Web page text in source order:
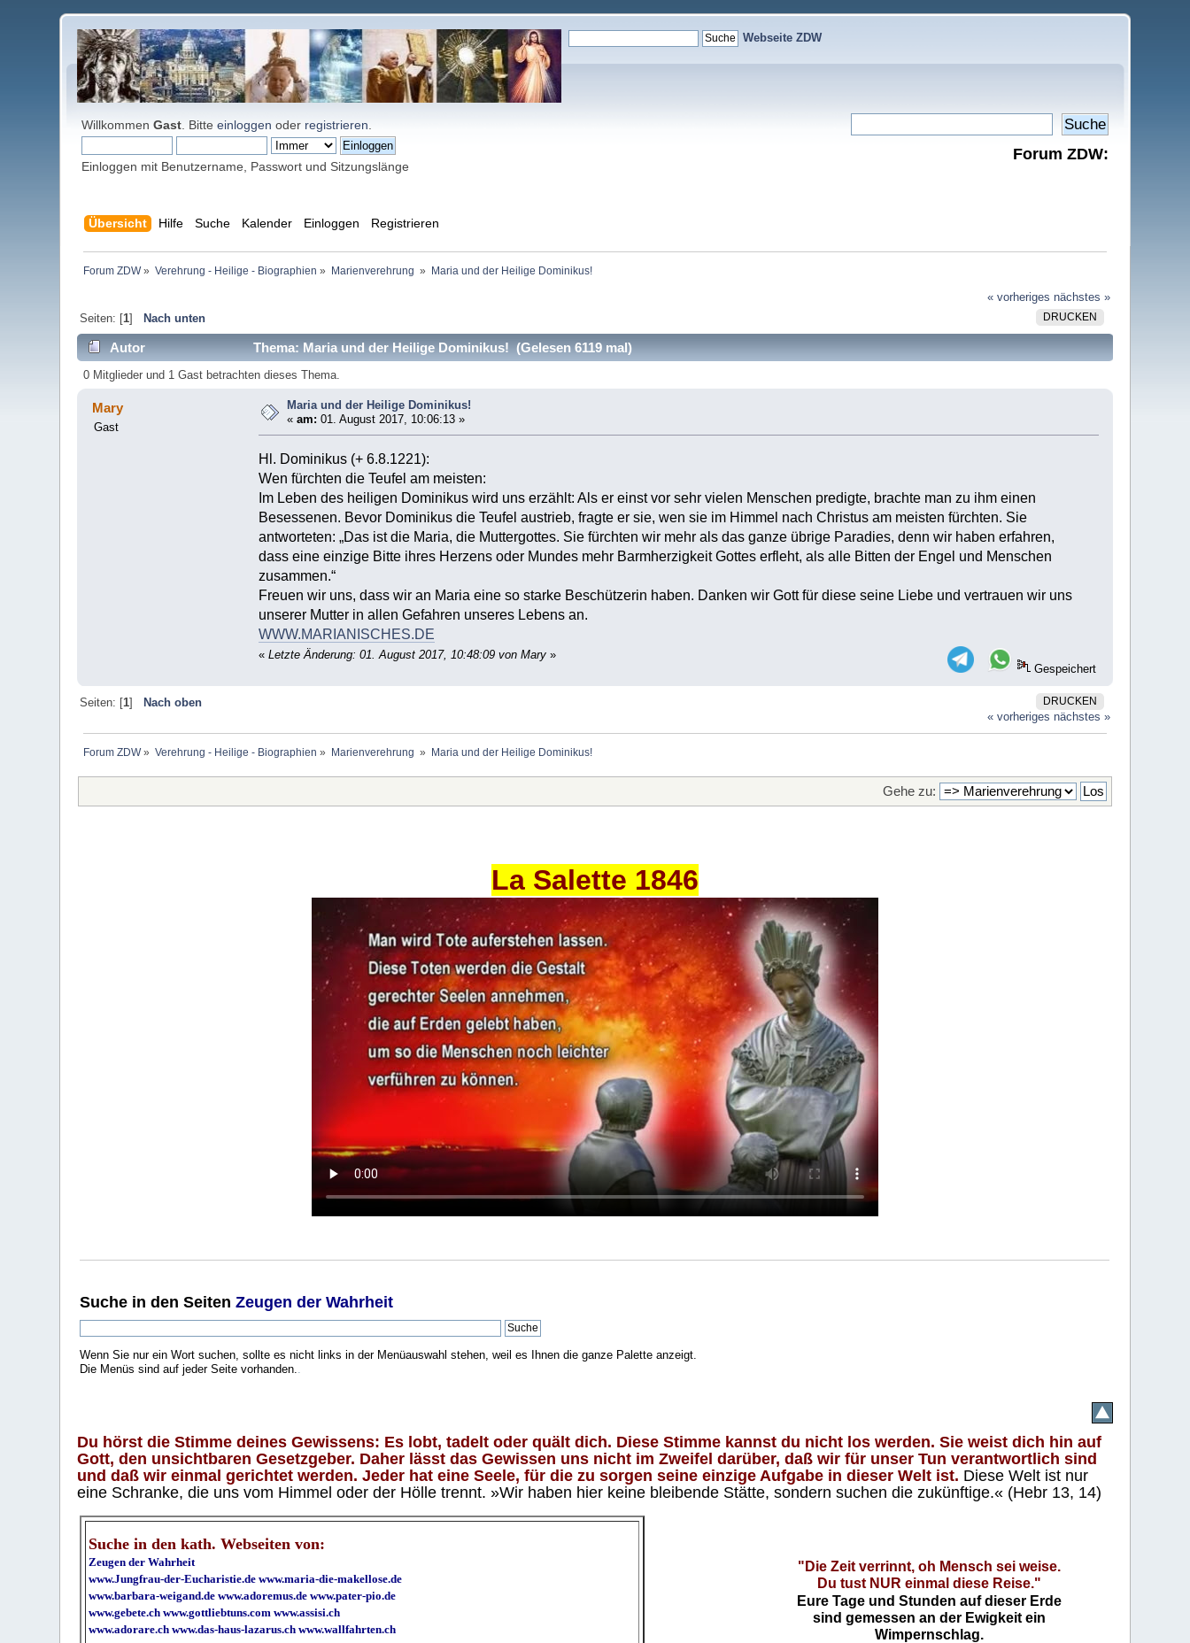
Webseite ZDW
WillkommenGast . Bitteeinloggen oder registrieren
Einloggen mit Benutzername, Passwort und Sitzungslänge
Forum ZDW:
Übersicht Hilfe Suche Kalender Einloggen Registrieren
Forum ZDW» Verehrung - Heilige - Biographien » Marienverehrung » Maria und der Heilige Dominikus!
« vorheriges nächstes »
DRUCKEN
Seiten: [1] Nach unten
Autor Thema: Maria und der Heilige Dominikus! (Gelesen 6119 mal)
0 Mitglieder und 1 Gast betrachten dieses Thema.
Mary
Gast
Maria und der Heilige Dominikus!
«am: 01. August 2017, 10:06:13 »
Hl. Dominikus (+ 6.8.1221):
Wen fürchten die Teufel am meisten:
Im Leben des heiligen Dominikus wird uns erzählt: Als er einst vor sehr vielen Menschen predigte, brachte man zu ihm einen
Besessenen. Bevor Dominikus die Teufel austrieb, fragte er sie, wen sie im Himmel nach Christus am meisten fürchten. Sie
antworteten: „Das ist die Maria, die Muttergottes. Sie fürchten wir mehr als das ganze übrige Paradies, denn wir haben erfahren,
dass eine einzige Bitte ihres Herzens oder Mundes mehr Barmherzigkeit Gottes erfleht, als alle Bitten der Engel und Menschen
zusammen.“
Freuen wir uns, dass wir an Maria eine so starke Beschützerin haben. Danken wir Gott für diese seine Liebe und vertrauen wir uns
unserer Mutter in allen Gefahren unseres Lebens an.
WWW.MARIANISCHES.DE
« Letzte Änderung: 01. August 2017, 10:48:09 von Mary »
Gespeichert
DRUCKEN
Seiten: [1]
Nach oben
« vorheriges nächstes »
Forum ZDW» Verehrung - Heilige - Biographien » Marienverehrung » Maria und der Heilige Dominikus!
Gehe zu:
La Salette 1846
Suche in den SeitenZeugen der Wahrheit
Wenn Sie nur ein Wort suchen, sollte es nicht links in der Menüauswahl stehen, weil es Ihnen die ganze Palette anzeigt.
Die Menüs sind auf jeder Seite vorhanden..
Du hörst die Stimme deines Gewissens: Es lobt, tadelt oder quält dich. Diese Stimme kannst du nicht los werden. Sie weist dich hin auf
Gott, den unsichtbaren Gesetzgeber. Daher lässt das Gewissen uns nicht im Zweifel darüber, daß wir für unser Tun verantwortlich sind
und daß wir einmal gerichtet werden. Jeder hat eine Seele, für die zu sorgen seine einzige Aufgabe in dieser Welt ist. Diese Welt ist nur
eine Schranke, die uns vom Himmel oder der Hölle trennt. »Wir haben hier keine bleibende Stätte, sondern suchen die zukünftige.« (Hebr 13, 14)
Suche in den kath. Webseiten von:
Zeugen der Wahrheit
www.Jungfrau-der-Eucharistie.de www.maria-die-makellose.de
www.barbara-weigand.de www.adoremus.de www.pater-pio.de
www.gebete.ch www.gottliebtuns.com www.assisi.ch
www.adorare.ch www.das-haus-lazarus.ch www.wallfahrten.ch
"Die Zeit verrinnt, oh Mensch sei weise.
Du tust NUR einmal diese Reise."
Eure Tage und Stunden auf dieser Erde
sind gemessen an der Ewigkeit ein
Wimpernschlag.